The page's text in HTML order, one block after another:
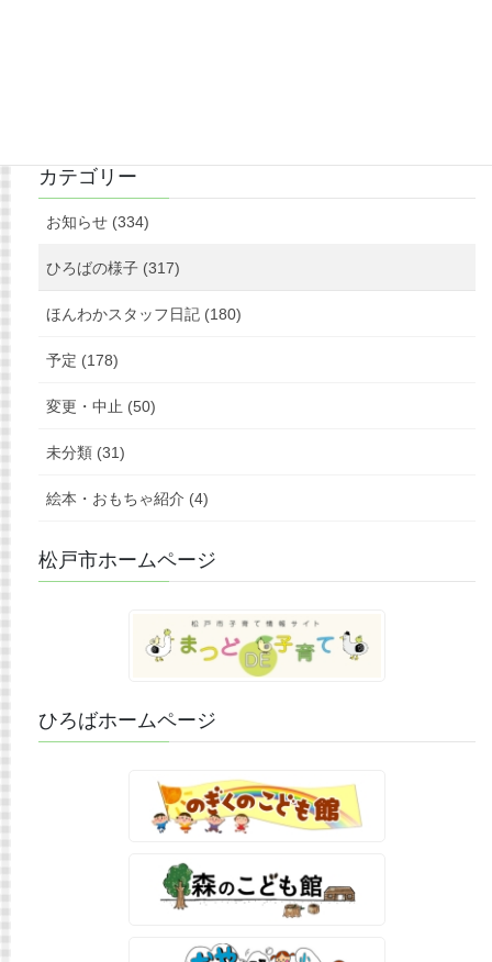
カテゴリー
お知らせ (334)
ひろばの様子 (317)
ほんわかスタッフ日記 (180)
予定 (178)
変更・中止 (50)
未分類 (31)
絵本・おもちゃ紹介 (4)
松戸市ホームページ
ひろばホームページ